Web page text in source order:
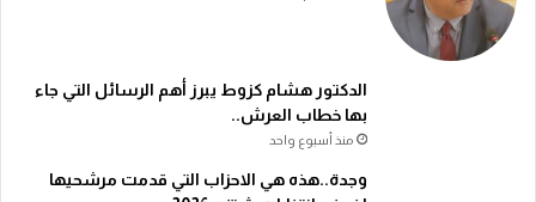
الدكتور هشام كزوط يبرز أهم الرسائل التي جاء
بها خطاب العرش..
منذ أسبوع واحد
وجدة..هذه هي الاحزاب التي قدمت مرشحيها